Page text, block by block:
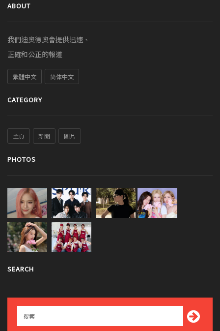
ABOUT
我們迪奧德奧會提供迅速、
正確和公正的報道
繁體中文 简体中文
CATEGORY
主頁 新聞 圖片
PHOTOS
SEARCH